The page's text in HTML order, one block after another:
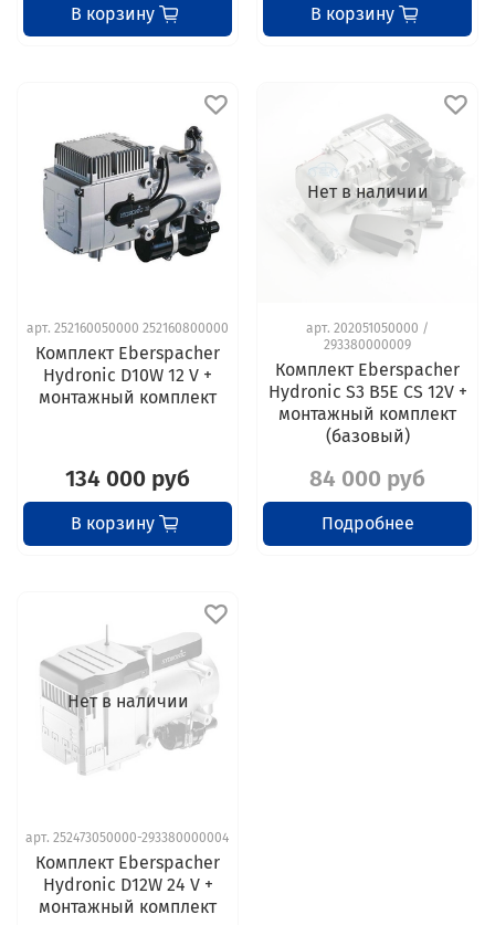
В корзину В корзину
арт. 252160050000 252160800000
Комплект Eberspacher
Hydronic D10W 12 V +
монтажный комплект
134 000 руб
В корзину
Нет в наличии
арт. 202051050000 /
293380000009
Комплект Eberspacher
Hydronic S3 B5E CS 12V +
монтажный комплект
(базовый)
84 000 руб
Подробнее
Нет в наличии
арт. 252473050000-293380000004
Комплект Eberspacher
Hydronic D12W 24 V +
монтажный комплект